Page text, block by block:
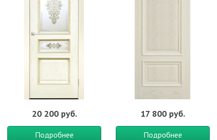
20 200 руб.
Подробнее
17 800 руб.
Подробнее